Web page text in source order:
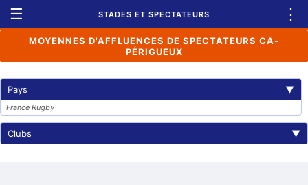
☰ STADES ET SPECTATEURS ⋮
MOYENNES D'AFFLUENCES DE SPECTATEURS CA-
PÉRIGUEUX
Pays ▼
France Rugby
Clubs ▼